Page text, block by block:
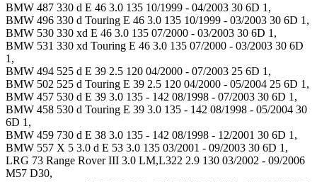
BMW 487 330 d E 46 3.0 135 10/1999 - 04/2003 30 6D 1,
BMW 496 330 d Touring E 46 3.0 135 10/1999 - 03/2003 30 6D 1,
BMW 530 330 xd E 46 3.0 135 07/2000 - 03/2003 30 6D 1,
BMW 531 330 xd Touring E 46 3.0 135 07/2000 - 03/2003 30 6D
1,
BMW 494 525 d E 39 2.5 120 04/2000 - 07/2003 25 6D 1,
BMW 502 525 d Touring E 39 2.5 120 04/2000 - 05/2004 25 6D 1,
BMW 457 530 d E 39 3.0 135 - 142 08/1998 - 07/2003 30 6D 1,
BMW 458 530 d Touring E 39 3.0 135 - 142 08/1998 - 05/2004 30
6D 1,
BMW 459 730 d E 38 3.0 135 - 142 08/1998 - 12/2001 30 6D 1,
BMW 557 X 5 3.0 d E 53 3.0 135 03/2001 - 09/2003 30 6D 1,
LRG 73 Range Rover III 3.0 LM,L322 2.9 130 03/2002 - 09/2006
M57 D30,